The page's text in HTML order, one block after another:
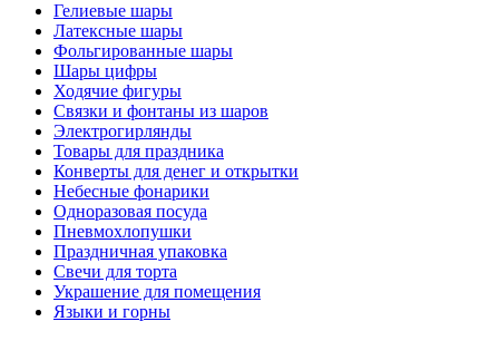
Гелиевые шары
Латексные шары
Фольгированные шары
Шары цифры
Ходячие фигуры
Связки и фонтаны из шаров
Электрогирлянды
Товары для праздника
Конверты для денег и открытки
Небесные фонарики
Одноразовая посуда
Пневмохлопушки
Праздничная упаковка
Свечи для торта
Украшение для помещения
Языки и горны